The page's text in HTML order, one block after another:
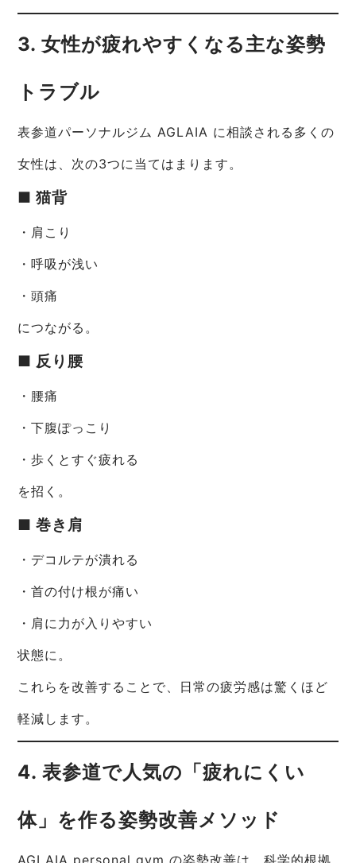
3. 女性が疲れやすくなる主な姿勢
トラブル
表参道パーソナルジム AGLAIA に相談される多くの
女性は、次の3つに当てはまります。
■ 猫背
・肩こり
・呼吸が浅い
・頭痛
につながる。
■ 反り腰
・腰痛
・下腹ぽっこり
・歩くとすぐ疲れる
を招く。
■ 巻き肩
・デコルテが潰れる
・首の付け根が痛い
・肩に力が入りやすい
状態に。
これらを改善することで、日常の疲労感は驚くほど
軽減します。
4. 表参道で人気の「疲れにくい
体」を作る姿勢改善メソッド